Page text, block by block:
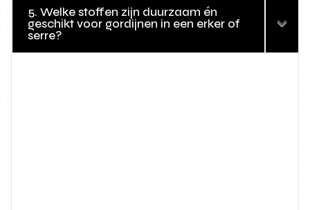
5. Welke stoffen zijn duurzaam én
geschikt voor gordijnen in een erker of
serre?